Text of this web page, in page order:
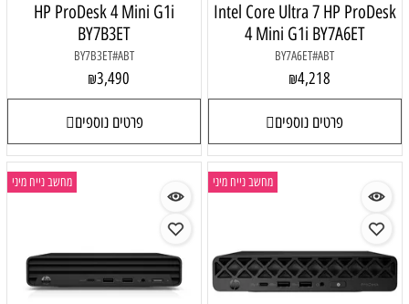
Intel Core Ultra 7 HP ProDesk
4 Mini G1i BY7A6ET
BY7A6ET#ABT
₪4,218
פרטים נוספים
HP ProDesk 4 Mini G1i
BY7B3ET
BY7B3ET#ABT
₪3,490
פרטים נוספים
מחשב נייח מיני מחשב נייח מיני